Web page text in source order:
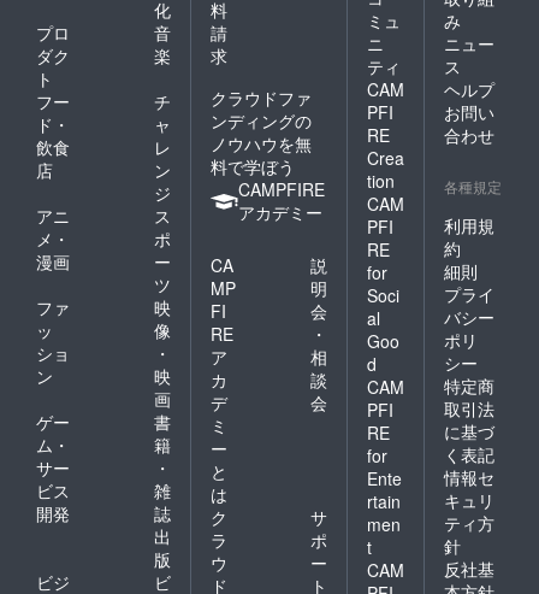
化
プロ
ダク
ト
音
楽
フー
ド・
飲食
店
チ
ャ
レ
ン
ジ
アニ
メ・
漫画
ス
ポ
ー
ツ
ファ
ッ
ショ
ン
映
像
・
映
画
ゲー
ム・
サー
ビス
開発
書
籍
・
雑
誌
出
版
ビジ
ビ
料
請
求
クラウドファ
ンディングの
ノウハウを無
料で学ぼう
CAMPFIRE
アカデミー
CA
MP
FI
RE
ア
カ
デ
ミ
ー
と
は
説
明
会
・
相
談
会
ク
ラ
ウ
ド
サ
ポ
ー
ト
ミュ
ニ
ティ
CAM
PFI
RE
Crea
tion
CAM
PFI
RE
for
Soci
al
Goo
d
CAM
PFI
RE
for
Ente
rtain
men
t
CAM
み
ニュー
ス
ヘルプ
お問い
合わせ
各種規定
利用規
約
細則
プライ
バシー
ポリ
シー
特定商
取引法
に基づ
く表記
情報セ
キュリ
ティ方
針
反社基